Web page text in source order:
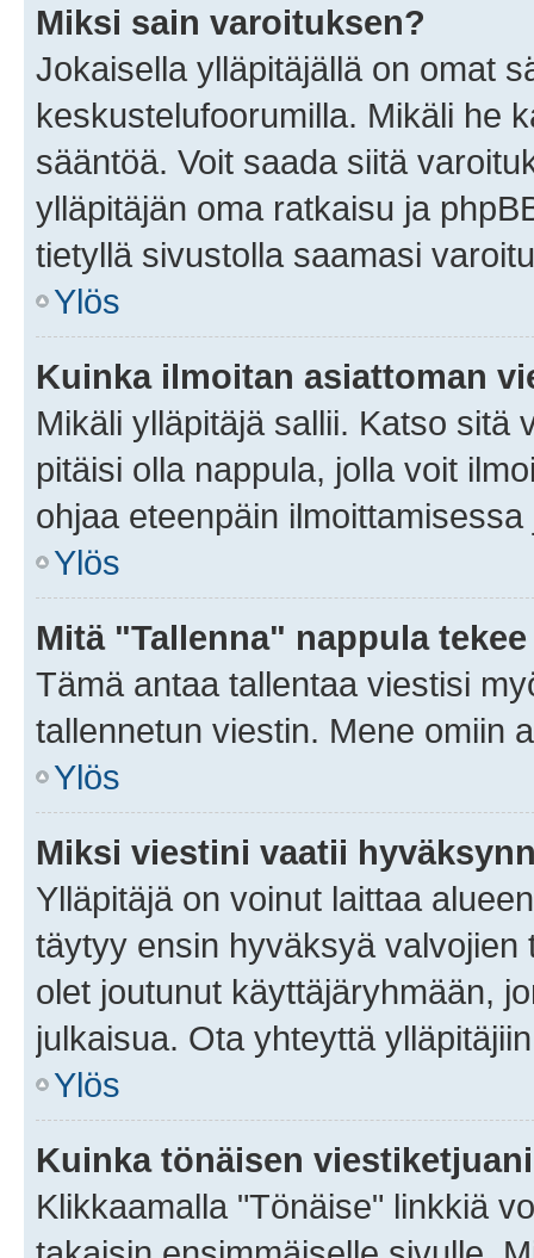
Miksi sain varoituksen?
Jokaisella ylläpitäjällä on omat
keskustelufoorumilla. Mikäli he
sääntöä. Voit saada siitä
ylläpitäjän oma ratkaisu ja
tietyllä sivustolla saamasi
Ylös
Kuinka ilmoitan asiattoman
Mikäli ylläpitäjä sallii. Katso sitä
pitäisi olla nappula, jolla voit
ohjaa eteenpäin
Ylös
Mitä "Tallenna" nappula
Tämä antaa tallentaa viestisi
tallennetun viestin. Mene omiin
Ylös
Miksi viestini vaatii
Ylläpitäjä on voinut laittaa
täytyy ensin hyväksyä
olet joutunut käyttäjäryhmään,
julkaisua. Ota yhteyttä
Ylös
Kuinka tönäisen
Klikkaamalla "Tönäise" linkkiä